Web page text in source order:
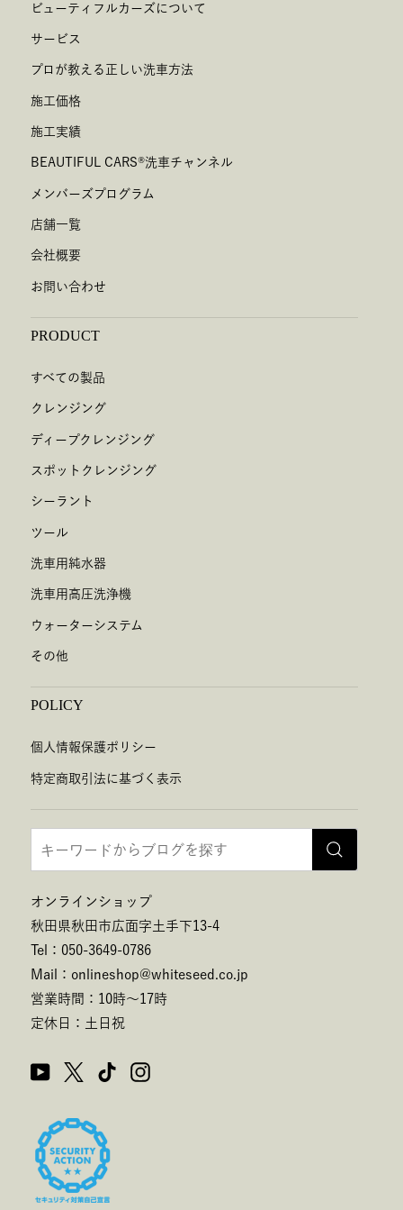
ビューティフルカーズについて
サービス
プロが教える正しい洗車方法
施工価格
施工実績
BEAUTIFUL CARS®洗車チャンネル
メンバーズプログラム
店舗一覧
会社概要
お問い合わせ
PRODUCT
すべての製品
クレンジング
ディープクレンジング
スポットクレンジング
シーラント
ツール
洗車用純水器
洗車用高圧洗浄機
ウォーターシステム
その他
POLICY
個人情報保護ポリシー
特定商取引法に基づく表示
オンラインショップ
秋田県秋田市広面字土手下13-4
Tel：050-3649-0786
Mail：onlineshop@whiteseed.co.jp
営業時間：10時～17時
定休日：土日祝